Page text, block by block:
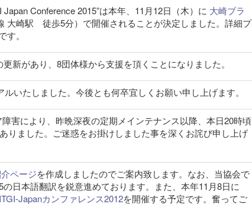
Conference 2015”は本年、11月12日（木）に 大崎ブラ
大崎駅 徒歩5分）で開催されることが決定しました。詳細プ
。
新があり、8団体様から支援を頂くことになりました。
いたしました。今後とも何卒宜しくお願い申し上げます。
害により、昨晩深夜の定期メインテナンス以降、本日20時頃
りました。ご迷惑をお掛けしました事を深くお詫び申し上げ
ページを作成しましたのでご案内致します。なお、当協会で
日本語翻訳を鋭意進めております。また、本年11月8日に
ITGI-Japanカンファレンス2012を開催する予定です。奮ってご